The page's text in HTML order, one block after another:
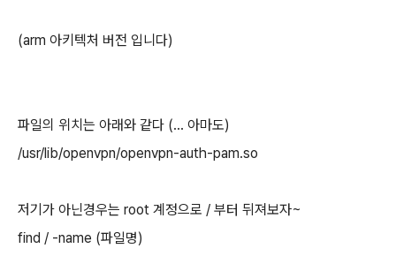
(arm 아키텍처 버전 입니다)
파일의 위치는 아래와 같다 (... 아마도)
/usr/lib/openvpn/openvpn-auth-pam.so
저기가 아닌경우는 root 계정으로 / 부터 뒤져보자~
find / -name (파일명)